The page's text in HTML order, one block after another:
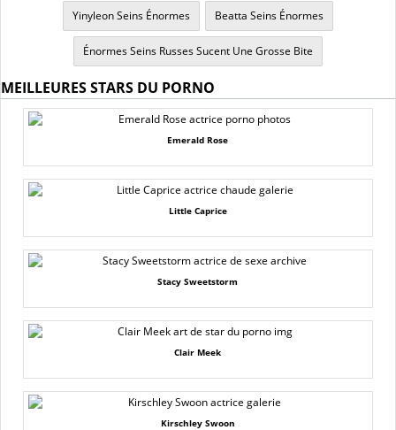
Yinyleon Seins Énormes Beatta Seins Énormes
Énormes Seins Russes Sucent Une Grosse Bite
MEILLEURES STARS DU PORNO
Emerald Rose
Little Caprice
Stacy Sweetstorm
Clair Meek
Kirschley Swoon